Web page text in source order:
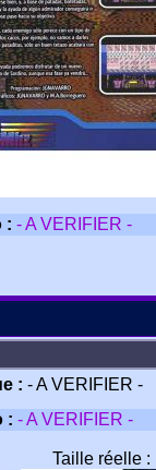
: - A VERIFIER -
: - A VERIFIER -
: - A VERIFIER -
Taille réelle :